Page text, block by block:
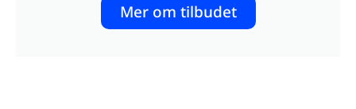
Mer om tilbudet